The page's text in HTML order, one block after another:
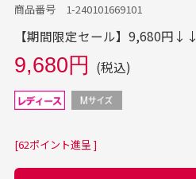
商品番号 1-240101669101
【期間限定セール】9,680円↓↓
9,680円 (税込)
[62ポイント進呈 ]